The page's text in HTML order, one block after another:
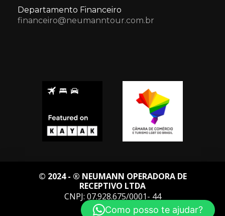
Departamento Financeiro
financeiro@neumanntour.com.br
© 2024 - ® NEUMANN OPERADORA DE
RECEPTIVO LTDA
CNPJ: 07.928.675/0001- 44
Como posso te ajudar?